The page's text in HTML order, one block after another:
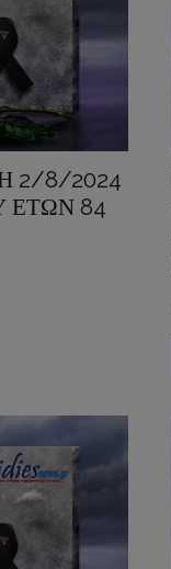
2/8/2024
ΕΤΩΝ 84